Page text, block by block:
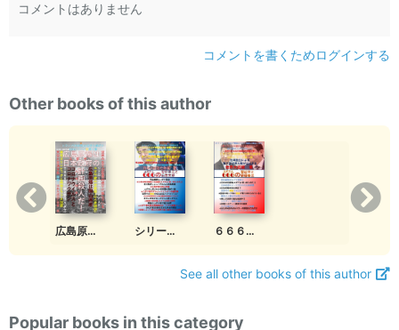
コメントはありません
コメントを書くためログインする
Other books of this author
広島原爆は日本政府(ユダヤ)の計画殺人(人身御供)だ！ 666シリーズ新第１弾 シリーズ第１弾 ６６６（ユダヤ人）の安倍晋三と麻生太郎 ６６６（ユダヤ人）の習近平と安倍晋三
See all other books of this author
Popular books in this category